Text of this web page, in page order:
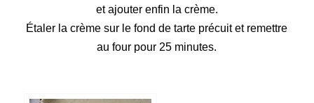
et ajouter enfin la crème.
Étaler la crème sur le fond de tarte précuit et remettre
au four pour 25 minutes.